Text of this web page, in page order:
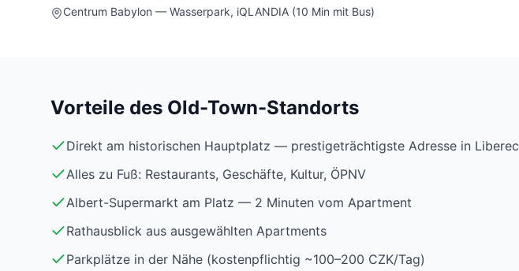
Centrum Babylon — Wasserpark, iQLANDIA (10 Min mit Bus)
Vorteile des Old-Town-Standorts
Direkt am historischen Hauptplatz — prestigeträchtigste Adresse in Liberec
Alles zu Fuß: Restaurants, Geschäfte, Kultur, ÖPNV
Albert-Supermarkt am Platz — 2 Minuten vom Apartment
Rathausblick aus ausgewählten Apartments
Parkplätze in der Nähe (kostenpflichtig ~100–200 CZK/Tag)